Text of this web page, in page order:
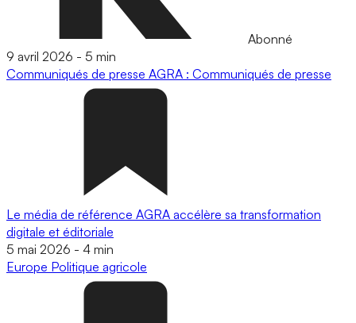
Abonné
9 avril 2026 - 5 min
Communiqués de presse AGRA : Communiqués de presse
Le média de référence AGRA accélère sa transformation
digitale et éditoriale
5 mai 2026 - 4 min
Europe Politique agricole